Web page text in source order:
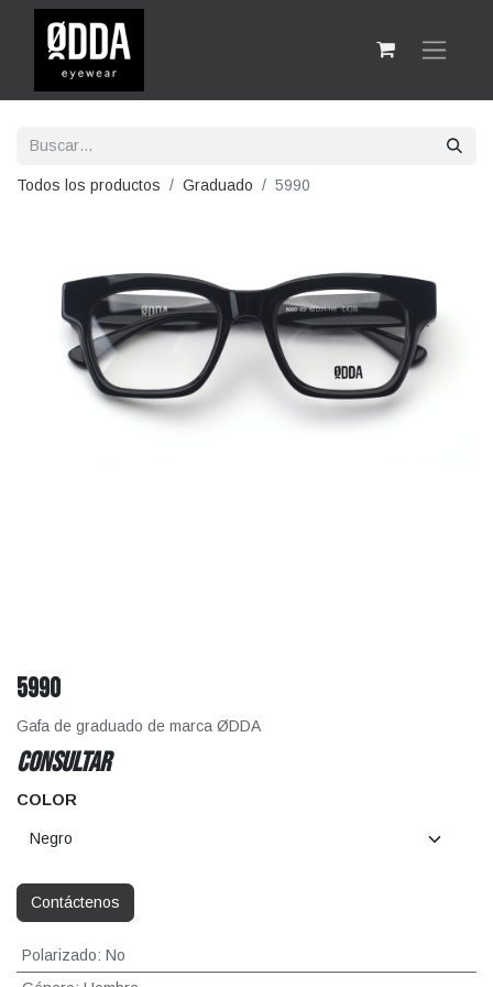
Todos los productos Graduado 5990
5990
Gafa de graduado de marca ØDDA
CONSULTAR
COLOR
Contáctenos
Polarizado: No